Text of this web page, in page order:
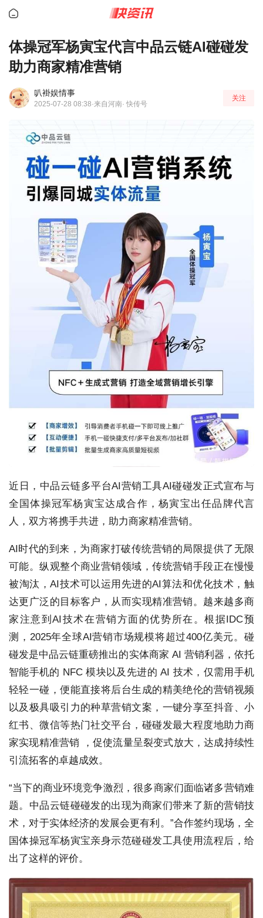
体操冠军杨寅宝代言中品云链AI碰碰发
助力商家精准营销
叭褂娱情事
2025-07-28 08:38·来自河南· 快传号
关注
近日，中品云链多平台AI营销工具AI碰碰发正式宣布与
全国体操冠军杨寅宝达成合作，杨寅宝出任品牌代言
人，双方将携手共进，助力商家精准营销。
AI时代的到来，为商家打破传统营销的局限提供了无限
可能。纵观整个商业营销领域，传统营销手段正在慢慢
被淘汰，AI技术可以运用先进的AI算法和优化技术，触
达更广泛的目标客户，从而实现精准营销。越来越多商
家注意到AI技术在营销方面的优势所在。根据IDC预
测，2025年全球AI营销市场规模将超过400亿美元。碰
碰发是中品云链重磅推出的实体商家 AI 营销利器，依托
智能手机的 NFC 模块以及先进的 AI 技术，仅需用手机
轻轻一碰，便能直接将后台生成的精美绝伦的营销视频
以及极具吸引力的种草营销文案，一键分享至抖音、小
红书、微信等热门社交平台，碰碰发最大程度地助力商
家实现精准营销 ，促使流量呈裂变式放大，达成持续性
引流拓客的卓越成效。
“当下的商业环境竞争激烈，很多商家们面临诸多营销难
题。中品云链碰碰发的出现为商家们带来了新的营销技
术，对于实体经济的发展会更有利。”合作签约现场，全
国体操冠军杨寅宝亲身示范碰碰发工具使用流程后，给
出了这样的评价。